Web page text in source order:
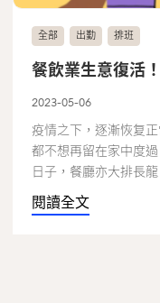
全部 出勤 排班
餐飲業生意復活
2023-05-06
疫情之下，逐漸恢复
都不想再留在家中度
日子，餐廳亦大排長
閱讀全文